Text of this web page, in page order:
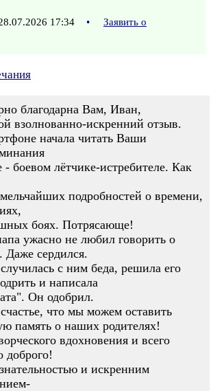
17:34 •
Заявить о
благодарна Вам, Иван,
взолнованно-искренний отзыв.
начала читать Ваши
- боевом лётчике-истребителе. Как
подробностей о времени,
боях. Потрясающе!
ужасно не любил говорить о
Даже сердился.
с ним беда, решила его
и написала
Он одобрил.
что мы можем оставить
память о наших родителях!
вдохновения и всего
доброго!
и искренним